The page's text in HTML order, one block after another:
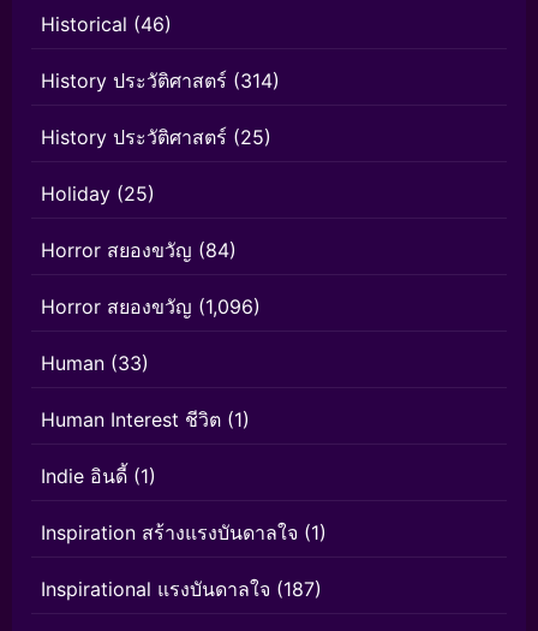
Historical (46)
History ประวัติศาสตร์ (314)
History ประวัติศาสตร์ (25)
Holiday (25)
Horror สยองขวัญ (84)
Horror สยองขวัญ (1,096)
Human (33)
Human Interest ชีวิต (1)
Indie อินดี้ (1)
Inspiration สร้างแรงบันดาลใจ (1)
Inspirational แรงบันดาลใจ (187)